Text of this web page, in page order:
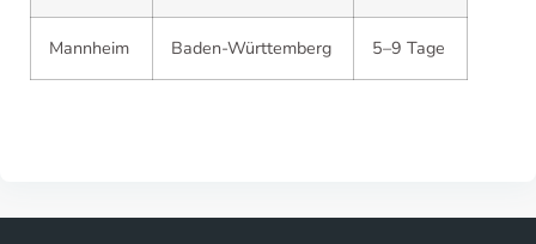
Mannheim Baden-Württemberg 5–9 Tage